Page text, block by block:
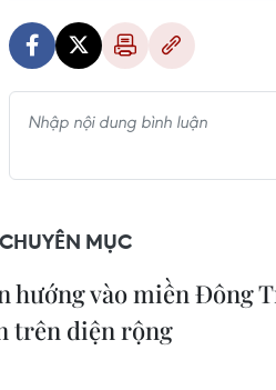
MỤC
hướng vào miền Đông
trên diện rộng